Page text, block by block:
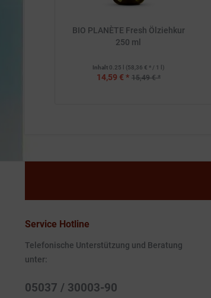
BIO PLANÈTE Fresh Ölziehkur
250 ml
Inhalt 0.25 l (58,36 € * / 1 l)
14,59 € * 15,49 € *
Service Hotline
Telefonische Unterstützung und Beratung
unter:
05037 / 30003-90